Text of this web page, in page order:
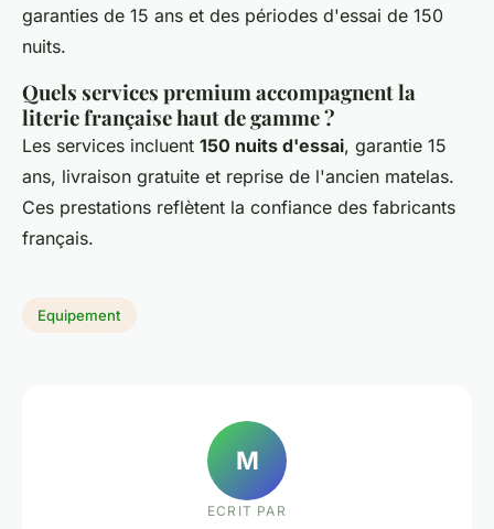
garanties de 15 ans et des périodes d'essai de 150
nuits.
Quels services premium accompagnent la
literie française haut de gamme ?
Les services incluent 150 nuits d'essai, garantie 15
ans, livraison gratuite et reprise de l'ancien matelas.
Ces prestations reflètent la confiance des fabricants
français.
Equipement
M
ECRIT PAR